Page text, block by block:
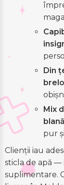
Din
Mix
blană
pur
Clienții iau
sticla de apă —
suplimentare.